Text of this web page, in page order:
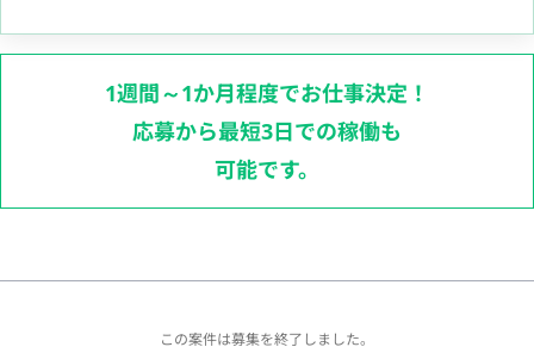
1週間～1か月程度でお仕事決定！
応募から最短3日での稼働も
可能です。
この案件は募集を終了しました。